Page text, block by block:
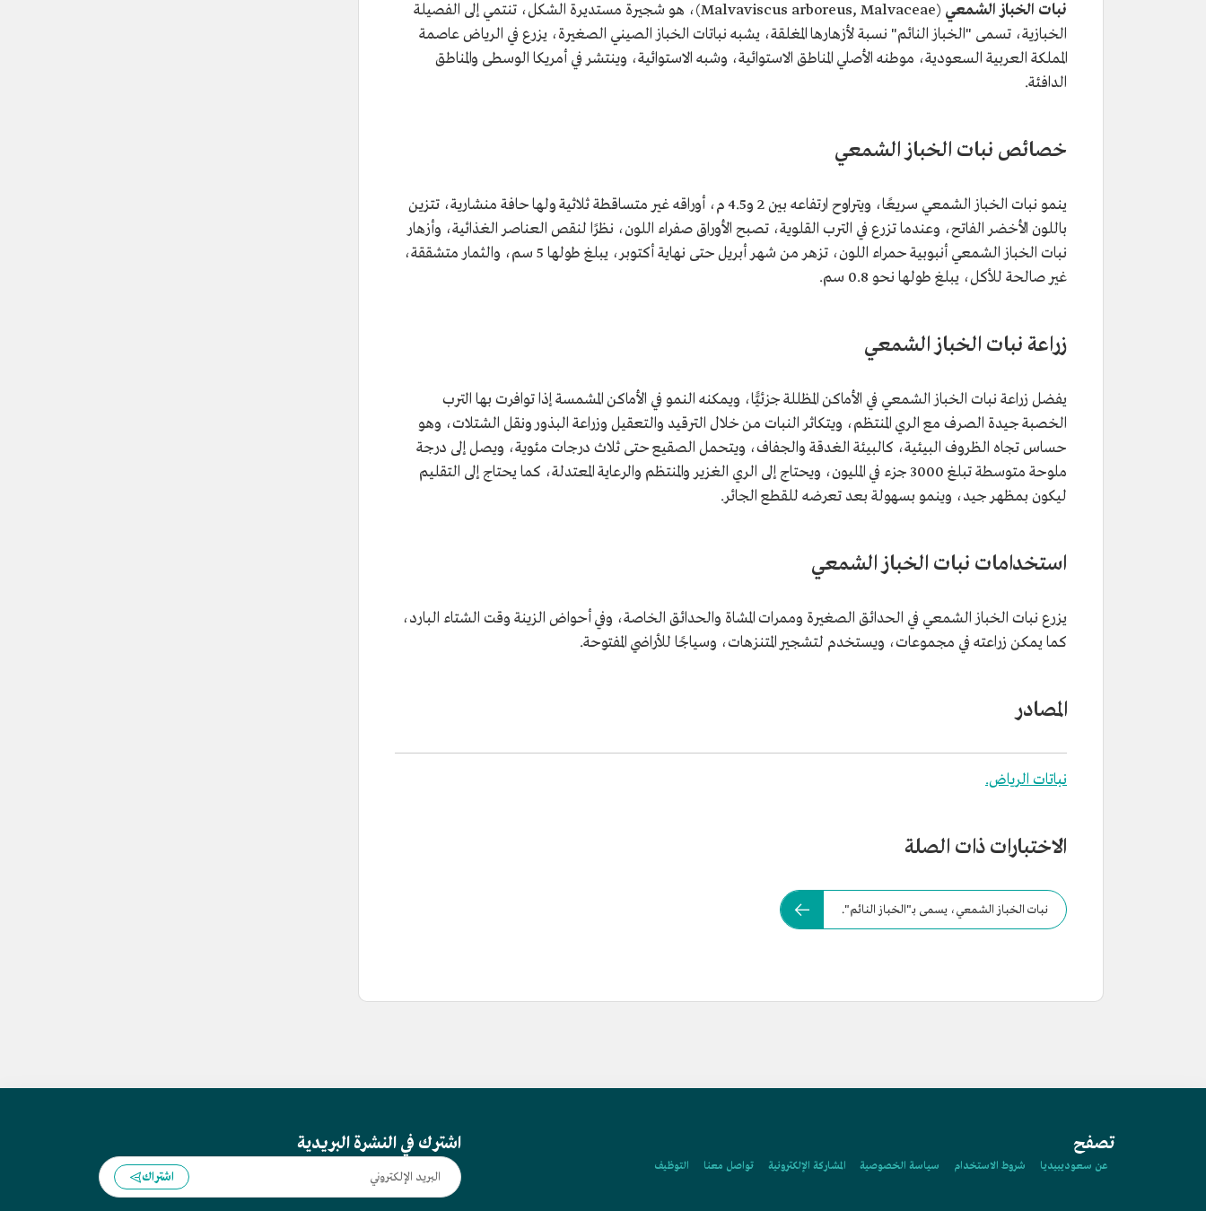
نبات الخباز الشمعي
(Malvaviscus arboreus, Malvaceae)، هو شجيرة مستديرة الشكل، تنتمي إلى الفصيلة
الخبازية، تسمى "الخباز النائم" نسبة لأزهارها المغلقة، يشبه نباتات الخباز الصيني الصغيرة، يزرع في الرياض عاصمة
المملكة العربية السعودية، موطنه الأصلي المناطق الاستوائية، وشبه الاستوائية، وينتشر في أمريكا الوسطى والمناطق
الدافئة.
خصائص نبات الخباز الشمعي
ينمو نبات الخباز الشمعي سريعًا، ويتراوح ارتفاعه بين 2 و4.5 م، أوراقه غير متساقطة ثلاثية ولها حافة منشارية، تتزين
باللون الأخضر الفاتح، وعندما تزرع في الترب القلوية، تصبح الأوراق صفراء اللون، نظرًا لنقص العناصر الغذائية، وأزهار
نبات الخباز الشمعي أنبوبية حمراء اللون، تزهر من شهر أبريل حتى نهاية أكتوبر، يبلغ طولها 5 سم، والثمار متشققة،
غير صالحة للأكل، يبلغ طولها نحو 0.8 سم.
زراعة نبات الخباز الشمعي
يفضل زراعة نبات الخباز الشمعي في الأماكن المظللة جزئيًّا، ويمكنه النمو في الأماكن المشمسة إذا توافرت بها الترب
الخصبة جيدة الصرف مع الري المنتظم، ويتكاثر النبات من خلال الترقيد والتعقيل وزراعة البذور ونقل الشتلات، وهو
حساس تجاه الظروف البيئية، كالبيئة الغدقة والجفاف، ويتحمل الصقيع حتى ثلاث درجات مئوية، ويصل إلى درجة
ملوحة متوسطة تبلغ 3000 جزء في المليون، ويحتاج إلى الري الغزير والمنتظم والرعاية المعتدلة، كما يحتاج إلى التقليم
ليكون بمظهر جيد، وينمو بسهولة بعد تعرضه للقطع الجائر.
استخدامات نبات الخباز الشمعي
يزرع نبات الخباز الشمعي في الحدائق الصغيرة وممرات المشاة والحدائق الخاصة، وفي أحواض الزينة وقت الشتاء البارد،
كما يمكن زراعته في مجموعات، ويستخدم لتشجير المتنزهات، وسياجًا للأراضي المفتوحة.
المصادر
نباتات الرياض.
الاختبارات ذات الصلة
نبات الخباز الشمعي، يسمى بـ"الخباز النائم".
تصفح
عن سعوديبيديا شروط الاستخدام سياسة الخصوصية المشاركة الإلكترونية تواصل معنا التوظيف
اشترك في النشرة البريدية
اشتراك